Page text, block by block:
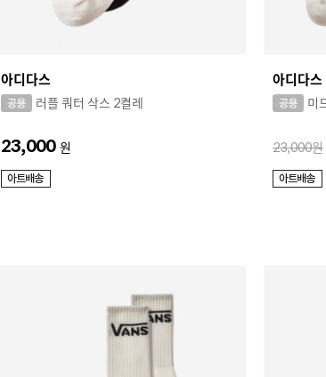
아디다스
러플 쿼터 삭스 2켤레
23,000 원
아디다스
미
23,000